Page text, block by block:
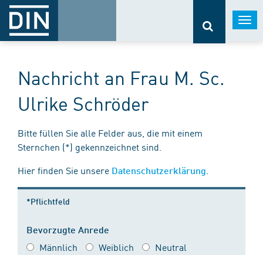
Nachricht an Frau M. Sc.
Ulrike Schröder
Bitte füllen Sie alle Felder aus, die mit einem
Sternchen (*) gekennzeichnet sind.
Hier finden Sie unsere Datenschutzerklärung
*Pflichtfeld
Bevorzugte Anrede
Männlich Weiblich Neutral